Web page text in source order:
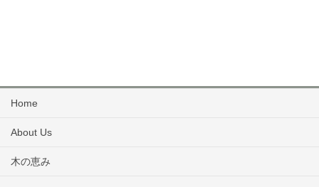
Home
About Us
木の恵み